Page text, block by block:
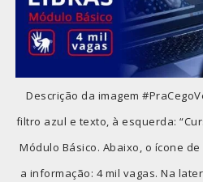
Descrição da imagem
filtro azul e texto, à esquerda:
Módulo Básico. Abaixo, o ícone
a informação: 4 mil vagas. Na